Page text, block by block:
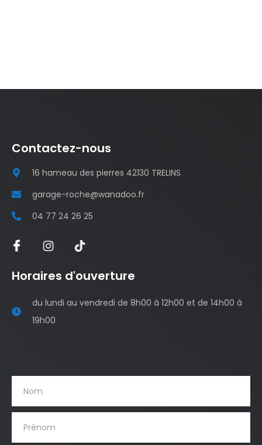
Contactez-nous
16 hameau des pierres 42130 TRELINS
garage-roche@wanadoo.fr
04 77 24 26 25
Horaires d'ouverture
du lundi au vendredi de 8h00 à 12h00 et de 14h00 à
19h00